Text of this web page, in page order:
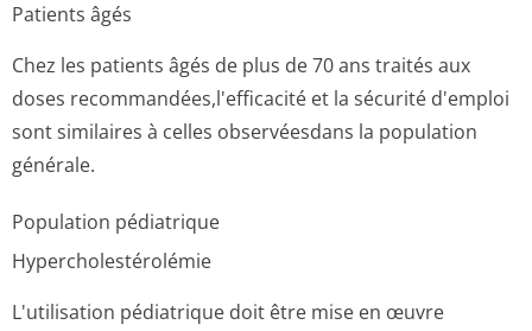
Patients âgés
Chez les patients âgés de plus de 70 ans traités aux
doses recommandées,l'ef­ficacité et la sécurité d'emploi
sont similaires à celles observéesdans la population
générale.
Population pédiatrique
Hypercholesté­rolémie
L'utilisation pédiatrique doit être mise en œuvre